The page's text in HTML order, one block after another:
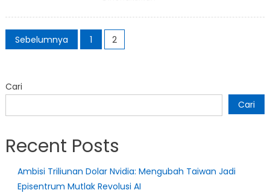
Berhasil,
Baru
Paginasi
pos
Sebelumnya 1 2
Cari
Cari
Recent Posts
Ambisi Triliunan Dolar Nvidia: Mengubah Taiwan Jadi
Episentrum Mutlak Revolusi AI